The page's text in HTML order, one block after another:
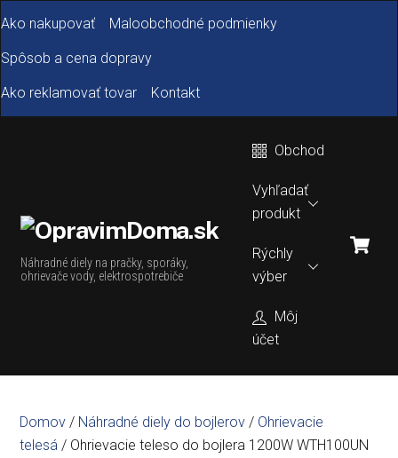
to
content
Ako nakupovať Maloobchodné podmienky
Spôsob a cena dopravy
Ako reklamovať tovar Kontakt
Náhradné diely na pračky, sporáky,
ohrievače vody, elektrospotrebiče
Obchod
Vyhľadať
produkt
Rýchly
výber
Môj
účet
Domov / Náhradné diely do bojlerov / Ohrievacie
telesá / Ohrievacie teleso do bojlera 1200W WTH100UN